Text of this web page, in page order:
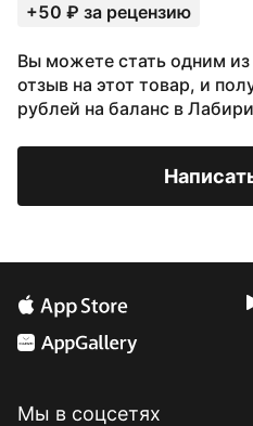
+50 ₽ за рецензию
Вы можете стать одним
отзыв на этот товар, и
рублей на баланс в
Мы в соцсетях